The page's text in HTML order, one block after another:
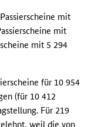
mit
mit
mit 5 294
für 10 954
(für 10 412
Für 219
weil die von